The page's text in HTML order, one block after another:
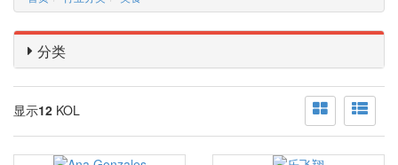
分类
显示12 KOL